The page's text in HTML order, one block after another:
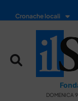
Cronache locali
DOMENICA